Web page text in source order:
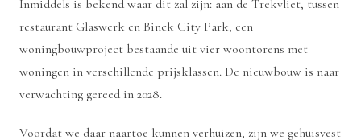
Inmiddels is bekend waar dit zal zijn: aan de Trekvliet, tussen
restaurant Glaswerk en Binck City Park, een
woningbouwproject bestaande uit vier woontorens met
woningen in verschillende prijsklassen. De nieuwbouw is naar
verwachting gereed in 2028.
Voordat we daar naartoe kunnen verhuizen, zijn we gehuisvest